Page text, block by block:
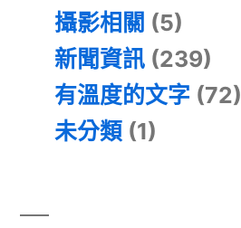
攝影相關 (5)
新聞資訊 (239)
有溫度的文字 (72)
未分類 (1)